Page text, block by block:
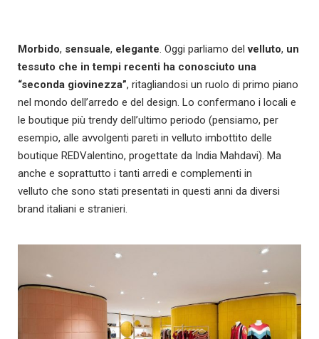
Morbido, sensuale, elegante . Oggi parliamo delvelluto, un
tessuto che in tempi recenti ha conosciuto una
“seconda giovinezza”, ritagliandosi un ruolo di primo piano
nel mondo dell’arredo e del design. Lo confermano i locali e
le boutique più trendy dell’ultimo periodo (pensiamo, per
esempio, alle avvolgenti pareti in velluto imbottito delle
boutique REDValentino, progettate da India Mahdavi). Ma
anche e soprattutto i tanti arredi e complementi in
velluto che sono stati presentati in questi anni da diversi
brand italiani e stranieri.